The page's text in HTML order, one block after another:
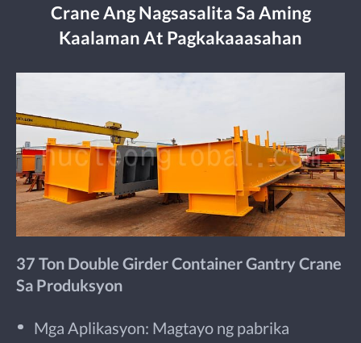
Crane Ang Nagsasalita Sa Aming
Kaalaman At Pagkakaaasahan
37 Ton Double Girder Container Gantry Crane
Sa Produksyon
Mga Aplikasyon: Magtayo ng pabrika